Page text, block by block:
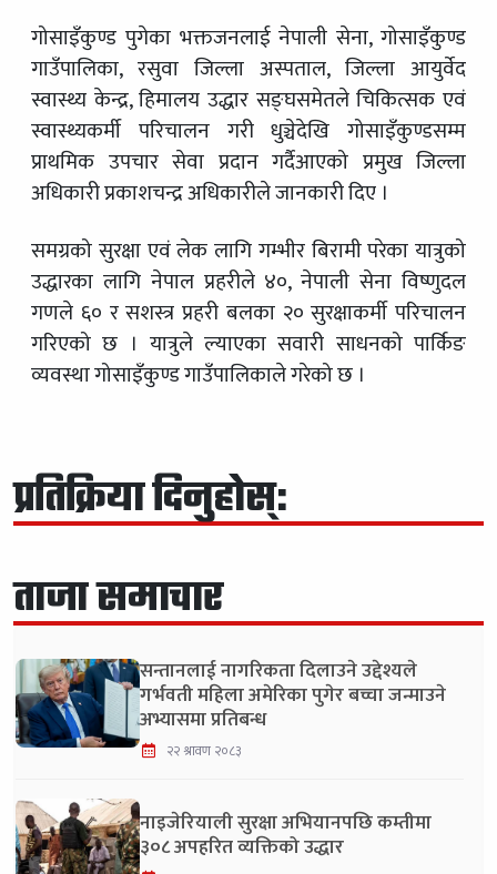
गोसाइँकुण्ड पुगेका भक्तजनलाई नेपाली सेना, गोसाइँकुण्ड
गाउँपालिका, रसुवा जिल्ला अस्पताल, जिल्ला आयुर्वेद
स्वास्थ्य केन्द्र, हिमालय उद्धार सङ्घसमेतले चिकित्सक एवं
स्वास्थ्यकर्मी परिचालन गरी धुञ्चेदेखि गोसाइँकुण्डसम्म
प्राथमिक उपचार सेवा प्रदान गर्दैआएको प्रमुख जिल्ला
अधिकारी प्रकाशचन्द्र अधिकारीले जानकारी दिए ।
समग्रको सुरक्षा एवं लेक लागि गम्भीर बिरामी परेका यात्रुको
उद्धारका लागि नेपाल प्रहरीले ४०, नेपाली सेना विष्णुदल
गणले ६० र सशस्त्र प्रहरी बलका २० सुरक्षाकर्मी परिचालन
गरिएको छ । यात्रुले ल्याएका सवारी साधनको पार्किङ
व्यवस्था गोसाइँकुण्ड गाउँपालिकाले गरेको छ ।
प्रतिक्रिया दिनुहोस्:
ताजा समाचार
सन्तानलाई नागरिकता दिलाउने उद्देश्यले
गर्भवती महिला अमेरिका पुगेर बच्चा जन्माउने
अभ्यासमा प्रतिबन्ध
२२ श्रावण २०८३
नाइजेरियाली सुरक्षा अभियानपछि कम्तीमा
३०८ अपहरित व्यक्तिको उद्धार